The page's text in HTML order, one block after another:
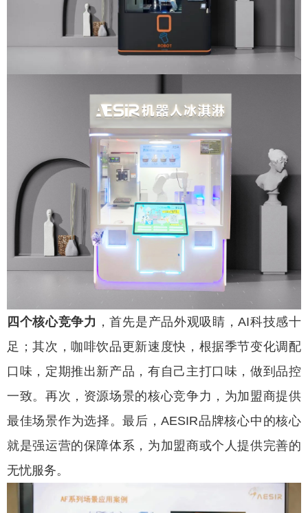
四个核心竞争力 ，首先是产品外观吸睛，AI科技感十
足；其次，咖啡饮品更新速度快，根据季节变化调配
口味，定期推出新产品，有自己主打口味，做到品控
一致。再次，资源场景的核心竞争力，为加盟商提供
最佳场景作为选择。最后，AESIR品牌核心中的核心
就是强运营的保障体系，为加盟商或个人提供完善的
无忧服务。